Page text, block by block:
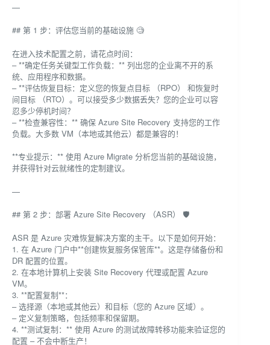
—
## 第 1 步：评估您当前的基础设施 🧐
在进入技术配置之前，请花点时间：
– **确定任务关键型工作负载：** 列出您的企业离不开的系
统、应用程序和数据。
– **评估恢复目标：定义您的恢复点目标 （RPO） 和恢复时
间目标 （RTO）。可以接受多少数据丢失？您的企业可以容
忍多少停机时间？
– **检查兼容性：** 确保 Azure Site Recovery 支持您的工作
负载。大多数 VM（本地或其他云）都是兼容的！
**专业提示：** 使用 Azure Migrate 分析您当前的基础设施，
并获得针对云就绪性的定制建议。
—
## 第 2 步：部署 Azure Site Recovery （ASR） 🛡️
ASR 是 Azure 灾难恢复解决方案的主干。以下是如何开始：
1. 在 Azure 门户中**创建恢复服务保管库**。这是存储备份和
DR 配置的位置。
2. 在本地计算机上安装 Site Recovery 代理或配置 Azure
VM。
3. **配置复制**：
– 选择源（本地或其他云）和目标（您的 Azure 区域）。
– 定义复制策略，包括频率和保留期。
4. **测试复制：** 使用 Azure 的测试故障转移功能来验证您的
配置 – 不会中断生产！